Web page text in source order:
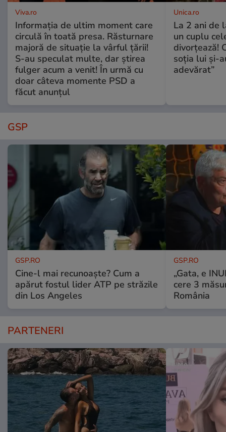
Viva.ro
Informația de ultim moment care
circulă în toată presa. Răsturnare
majoră de situație la vârful țării!
S-au speculat multe, dar știrea
fulger acum a venit! În urmă cu
doar câteva momente PSD a
făcut anunțul
Unica.ro
La 2 ani de
un cuplu
divorțează!
soția lui și-
adevărat”
GSP
GSP.RO
Cine-l mai recunoaște? Cum a
apărut fostul lider ATP pe străzile
din Los Angeles
GSP.RO
„Gata, e
cere 3
România
PARTENERI